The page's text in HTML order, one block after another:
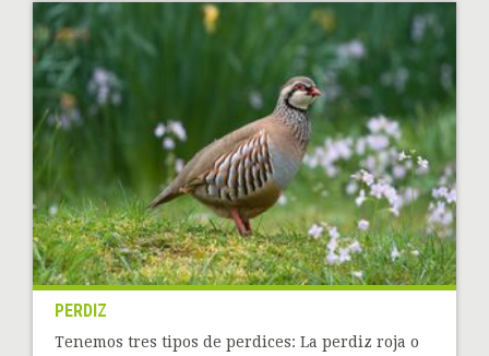
PERDIZ
Tenemos tres tipos de perdices: La perdiz roja o